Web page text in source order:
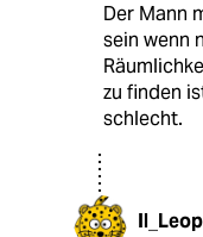
Der Mann
sein wenn
zu finden
schlecht.